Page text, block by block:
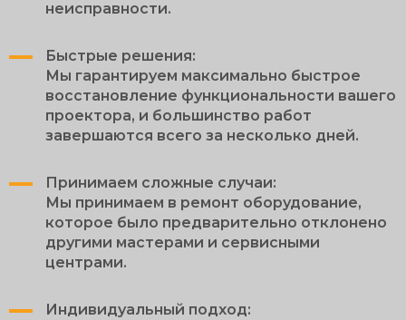
неисправности.
Быстрые решения:
Мы гарантируем максимально быстрое
восстановление функциональности вашего
проектора, и большинство работ
завершаются всего за несколько дней.
Принимаем сложные случаи:
Мы принимаем в ремонт оборудование,
которое было предварительно отклонено
другими мастерами и сервисными
центрами.
Индивидуальный подход: